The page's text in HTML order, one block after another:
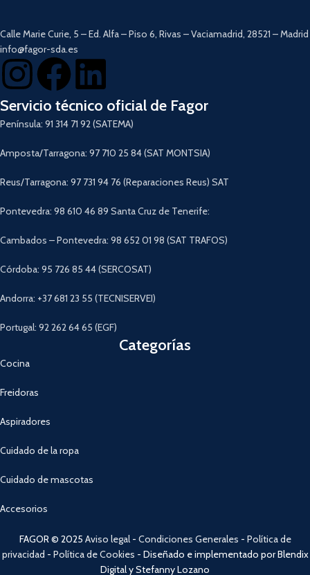
Calle Marie Curie, 5 – Ed. Alfa – Piso 6, Rivas – Vaciamadrid, 28521 – Madrid
info@fagor-sda.es
Servicio técnico oficial de Fagor
Península: 91 314 71 92 (SATEMA)
Amposta/Tarragona: 97 710 25 84 (SAT MONTSIA)
Reus/Tarragona: 97 731 94 76 (Reparaciones Reus) SAT
Pontevedra: 98 610 46 89 Santa Cruz de Tenerife:
Cambados – Pontevedra: 98 652 01 98 (SAT TRAFOS)
Córdoba: 95 726 85 44 (SERCOSAT)
Andorra: +37 681 23 55 (TECNISERVEI)
Portugal: 92 262 64 65 (EGF)
Categorías
Cocina
Freidoras
Aspiradores
Cuidado de la ropa
Cuidado de mascotas
Accesorios
FAGOR © 2025 Aviso legal- Condiciones Generales - Política de
privacidad - Política de Cookies - Diseñado e implementado por Blendix
Digital y Stefanny Lozano